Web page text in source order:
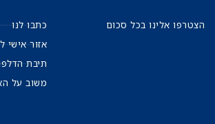
הצטרפו אלינו בכל סכום
כתבו לנו
אזור אישי
תיבת
משוב על